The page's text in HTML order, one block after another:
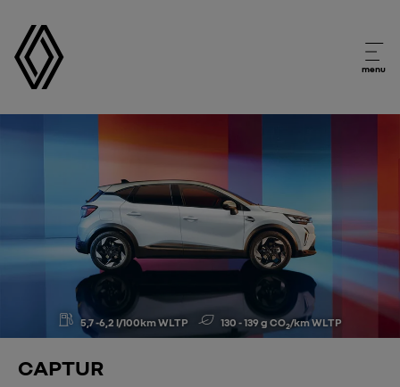
menu
5,7 -6,2 l/100km WLTP 130 - 139 g CO2/km WLTP
CAPTUR